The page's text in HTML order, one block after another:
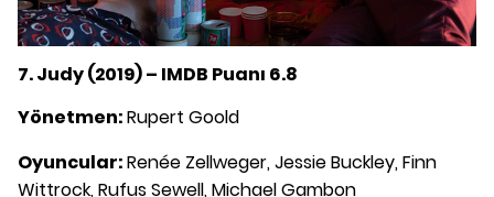
7. Judy (2019) – IMDB Puanı 6.8
Yönetmen:Rupert Goold
Oyuncular:Renée Zellweger, Jessie Buckley, Finn
Wittrock, Rufus Sewell, Michael Gambon